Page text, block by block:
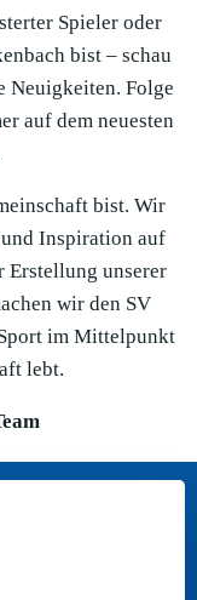
Spieler oder
bist – schau
Neuigkeiten. Folge
auf dem neuesten
bist. Wir
Inspiration auf
Erstellung unserer
wir den SV
im Mittelpunkt
lebt.